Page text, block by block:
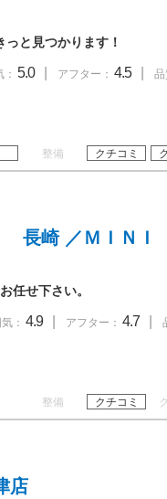
と見つかります！
5.0 アフター： 4.5 品
整備 クチコミ
長崎 ／ＭＩＮＩ
任せ下さい。
： 4.9 アフター： 4.7
整備 クチコミ
店